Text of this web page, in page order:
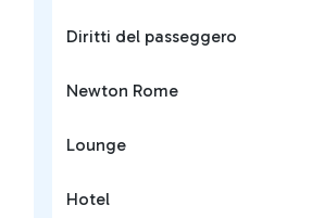
Diritti del passeggero
Newton Rome
Lounge
Hotel